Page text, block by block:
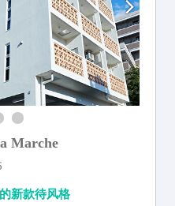
Marche
新款待风格